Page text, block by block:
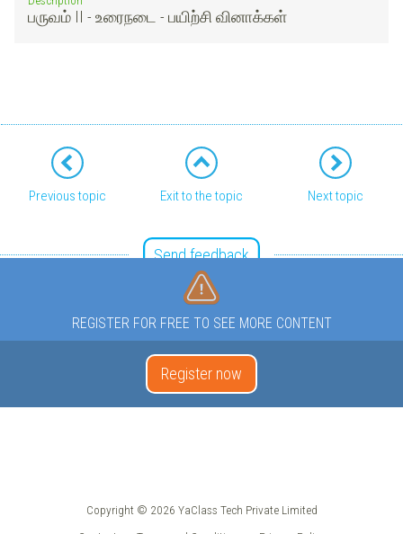
பருவம் II - உரைநடை - பயிற்சி வினாக்கள்
Previous topic Exit to the topic Next topic
Send feedback
REGISTER FOR FREE TO SEE MORE CONTENT
Register now
Copyright © 2026 YaClass Tech Private Limited